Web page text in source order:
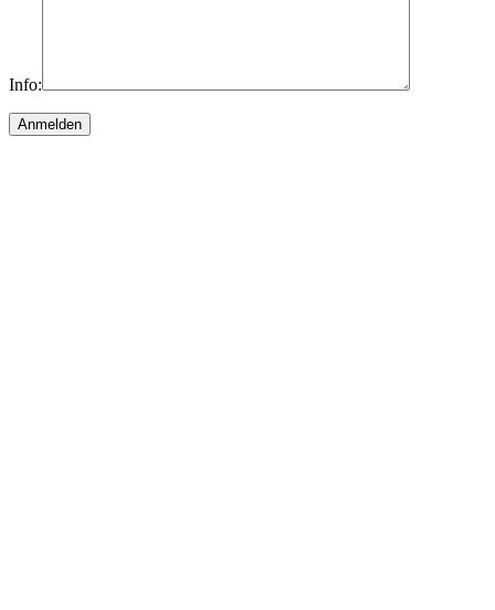
Info: